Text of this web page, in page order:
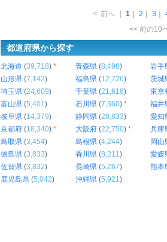
< 前へ 1 2 3
<< 前の10
都道府県から探す
北海道 (39,718) * 青森県 (8,498) 岩手
山形県 (7,142) 福島県 (12,726) 茨城
埼玉県 (24,609) 千葉県 (21,618) 東京
富山県 (5,401) 石川県 (7,360) * 福井
岐阜県 (14,379) 静岡県 (28,833) 愛知
京都府 (18,340) * 大阪府 (22,750) * 兵庫
鳥取県 (3,454) 島根県 (4,244) 岡山
徳島県 (3,833) 香川県 (8,211) 愛媛
佐賀県 (3,832) 長崎県 (5,267) 熊本
鹿児島県 (5,042) 沖縄県 (5,921)